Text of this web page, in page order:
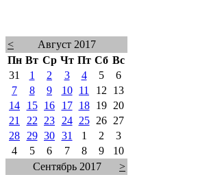
<
Август 2017
Пн Вт Ср Чт Пт Сб Вс
31
1 2 3 4 5
6
7
8 9 10 11 12
13
14
15 16 17 18 19
20
21
22 23 24 25 26
27
28
29 30 31 1 2
3
4
5 6 7 8 9
10
Сентябрь 2017
>